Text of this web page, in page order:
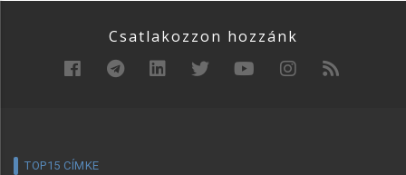
Csatlakozzon hozzánk
TOP15 CÍMKE